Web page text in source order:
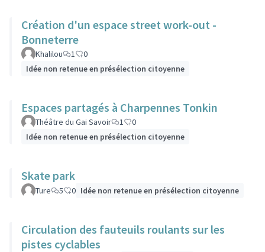
Création d'un espace street work-out -
Bonneterre
Khalilou 1
0
Idée non retenue en présélection citoyenne
Espaces partagés à Charpennes Tonkin
Théâtre du Gai Savoir 1
0
Idée non retenue en présélection citoyenne
Skate park
Ture 5 0 Idée non retenue en présélection citoyenne
Circulation des fauteuils roulants sur les
pistes cyclables